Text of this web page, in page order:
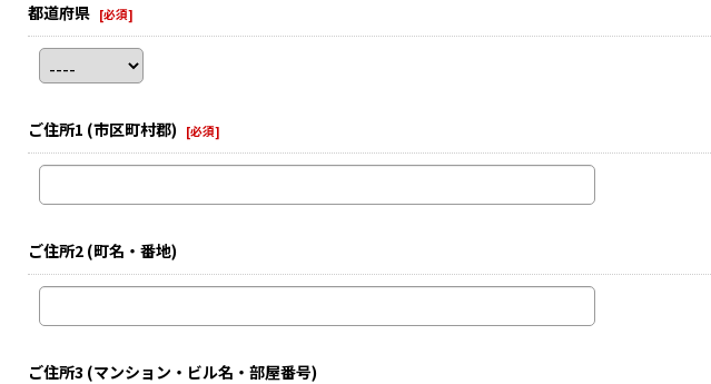
都道府県 [必須]
ご住所1 (市区町村郡) [必須]
ご住所2 (町名・番地)
ご住所3 (マンション・ビル名・部屋番号)